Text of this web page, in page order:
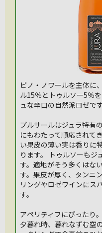
ピノ・ノワールを主体に
ル15％とトゥルソー5％
ュな辛口の自然派ロゼです
プルサールはジュラ特有
にもわたって順応されて
い果皮の薄い実は香りに
ります。 トゥルソーもジ
す。適地がそう多くはな
す。果皮が厚く、タンニ
リングやロゼワインにス
す。
アペリティフにぴったり。
夕暮れ時、暮れなずむ空